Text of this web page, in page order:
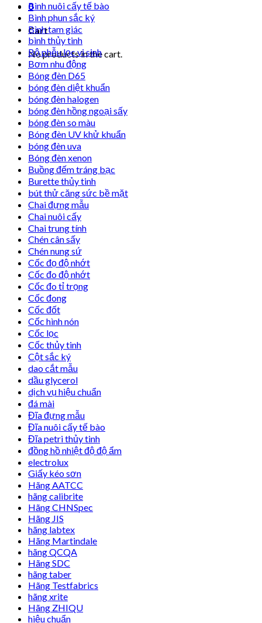
0
Cart
No products in the cart.
Bình nuôi cấy tế bào
Bình phun sắc ký
Bình tam giác
bình thủy tinh
Bộ phễu lọc vi sinh
Bơm nhu động
Bóng đèn D65
bóng đèn diệt khuẩn
bóng đèn halogen
bóng đèn hồng ngoại sấy
bóng đèn so màu
Bóng đèn UV khử khuẩn
bóng đèn uva
Bóng đèn xenon
Buồng đếm tráng bạc
Burette thủy tinh
bút thử căng sức bề mặt
Chai đựng mẫu
Chai nuôi cấy
Chai trung tính
Chén cân sấy
Chén nung sứ
Cốc đọ độ nhớt
Cốc đo độ nhớt
Cốc đo tỉ trọng
Cốc đong
Cốc đốt
Cốc hình nón
Cốc lọc
Cốc thủy tinh
Cột sắc ký
dao cắt mẫu
dầu glycerol
dịch vụ hiệu chuẩn
đá mài
Đĩa đựng mẫu
Đĩa nuôi cấy tế bào
Đĩa petri thủy tinh
đồng hồ nhiệt độ độ ẩm
electrolux
Giấy kéo sơn
Hãng AATCC
hãng calibrite
Hãng CHNSpec
Hãng JIS
hãng labtex
Hãng Martindale
hãng QCQA
Hãng SDC
hãng taber
Hãng Testfabrics
hãng xrite
Hãng ZHIQU
hiệu chuẩn